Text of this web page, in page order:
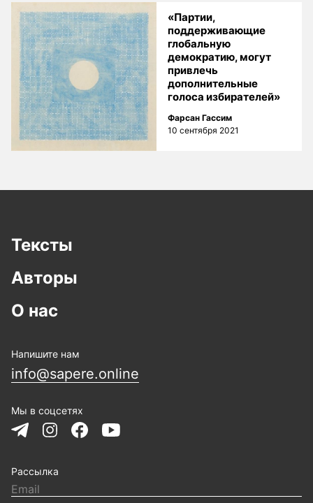
«Партии,
поддерживающие
глобальную
демократию, могут
привлечь
дополнительные
голоса избирателей»
Фарсан Гассим
10 сентября 2021
Тексты
Авторы
О нас
Напишите нам
info@sapere.online
Мы в соцсетях
Рассылка